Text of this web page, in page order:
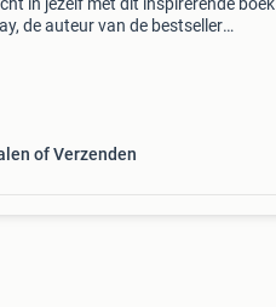
de auteur van de bestseller
of Verzenden